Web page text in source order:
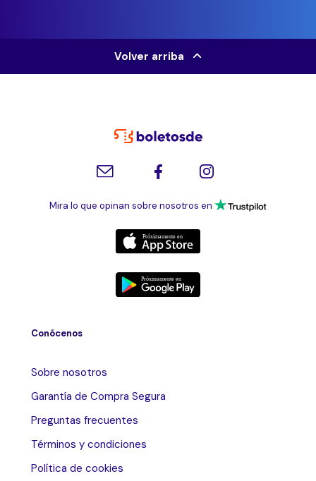
Volver arriba
Mira lo que opinan sobre nosotros en
Conócenos
Sobre nosotros
Garantía de Compra Segura
Preguntas frecuentes
Términos y condiciones
Política de cookies